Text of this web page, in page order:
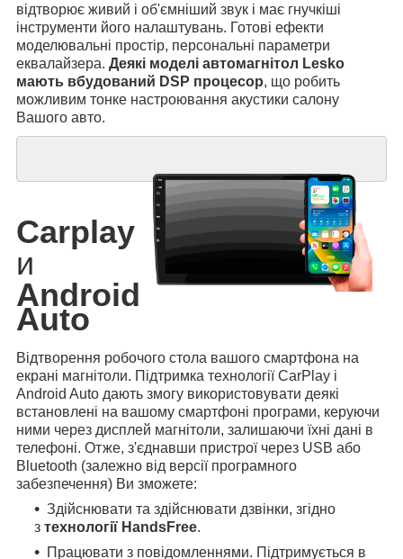
відтворює живий і об'ємніший звук і має гнучкіші
інструменти його налаштувань. Готові ефекти
моделювальні простір, персональні параметри
еквалайзера. Деякі моделі автомагнітол Lesko
мають вбудований DSP процесор, що робить
можливим тонке настроювання акустики салону
Вашого авто.
Carplay
и
Android
Auto
Відтворення робочого стола вашого смартфона на
екрані магнітоли. Підтримка технології CarPlay і
Android Auto дають змогу використовувати деякі
встановлені на вашому смартфоні програми, керуючи
ними через дисплей магнітоли, залишаючи їхні дані в
телефоні. Отже, з'єднавши пристрої через USB або
Bluetooth (залежно від версії програмного
забезпечення) Ви зможете:
Здійснювати та здійснювати дзвінки, згідно
з технології HandsFree.
Працювати з повідомленнями. Підтримується в